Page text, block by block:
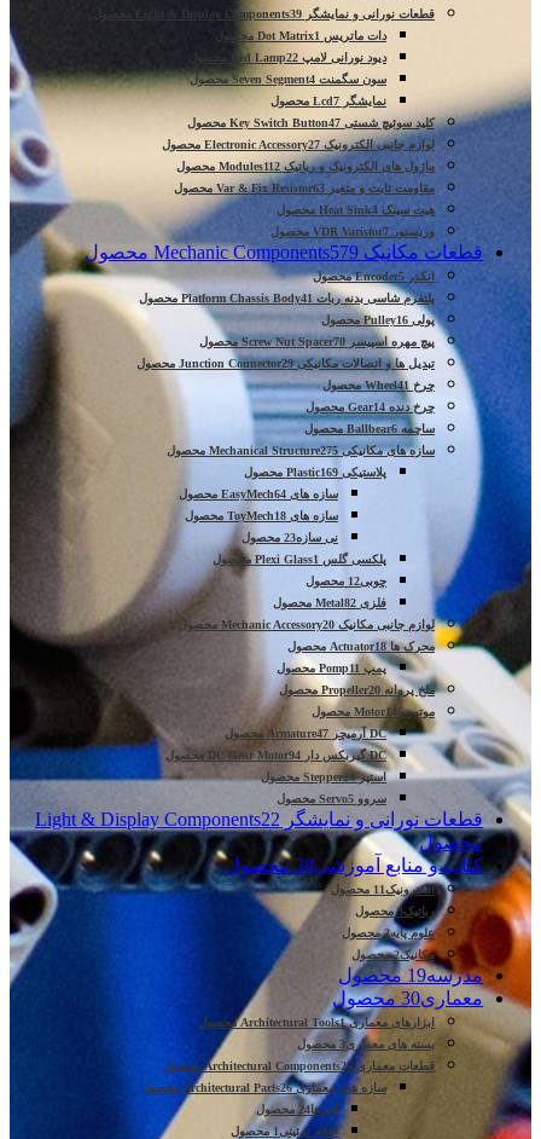
قطعات نورانی و نمایشگر Light & Display Components 39 محصول
دات ماتریس Dot Matrix 1 محصول
دیود نورانی لامپ Led Lamp 22 محصول
سون سگمنت Seven Segment 4 محصول
نمایشگر Lcd 7 محصول
کلید سوئیچ شستی Key Switch Button 47 محصول
لوازم جانبی الکترونیک Electronic Accessory 27 محصول
ماژول های الکترونیک و رباتیک Modules112 محصول
مقاومت ثابت و متغیر Var & Fix Resistor 63 محصول
هیت سینک Heat Sink 4 محصول
وریستور VDR Varistor 7 محصول
قطعات مکانیک Mechanic Components 579 محصول
انکدر Encoder 5 محصول
پلتفرم شاسی بدنه ربات Platform Chassis Body 41 محصول
پولی Pulley 16 محصول
پیچ مهره اسپیسر Screw Nut Spacer 70 محصول
تبدیل ها و اتصالات مکانیکی Junction Connector29 محصول
چرخ Wheel 41 محصول
چرخ دنده Gear 14 محصول
ساچمه Ballbear 6 محصول
سازه های مکانیکی Mechanical Structure275 محصول
پلاستیکی Plastic 169 محصول
سازه های EasyMech 64 محصول
سازه های ToyMech 18 محصول
نی سازه23 محصول
پلکسی گلس Plexi Glass 1 محصول
چوبی12 محصول
فلزی Metal 82 محصول
لوازم جانبی مکانیک Mechanic Accessory 20 محصول
محرک ها Actuator 18 محصول
پمپ Pomp 11 محصول
ملخ پروانه Propeller 20 محصول
موتور Motor146 محصول
DC آرمیچر Armature
47 محصول
DC گیربکس دار DC Gear Motor
94 محصول
استپر Stepper24 محصول
سروو Servo 5 محصول
قطعات نورانی و نمایشگر Light & Display Components 22
محصول
کتاب و منابع آموزشی38 محصول
الکترونیک11 محصول
رباتیک3 محصول
علوم پایه2 محصول
مکانیک2 محصول
مدرسه19 محصول
معماری30 محصول
ابزارهای معماری Architectural Tools1 محصول
بسته های معماری3 محصول
قطعات معماری Architectural Components 26 محصول
سازه های معماری Architectural Parts26 محصول
آجرها24 محصول
اقلام تزئینی1 محصول